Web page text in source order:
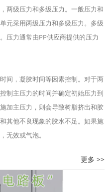
两级压力和多级压力。一般压力和
元采用两级压力和多级压力。多级
压力通常由PP供应商提供的压力
间，凝胶时间等因素控制。对于两
制主压力的时间并确定初始压力到
加主压力，则会导致树脂挤出和胶
其他不良现象的胶水不足。如果施
无效或气泡。
更多 >>